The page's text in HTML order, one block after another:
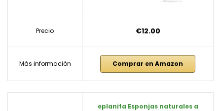
Precio €12.00
Más información Comprar en Amazon
eplanita Esponjas naturales a